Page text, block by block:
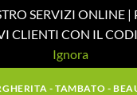
SERVIZI ONLINE
CLIENTI CON IL
Ignora
- TAMBATO -